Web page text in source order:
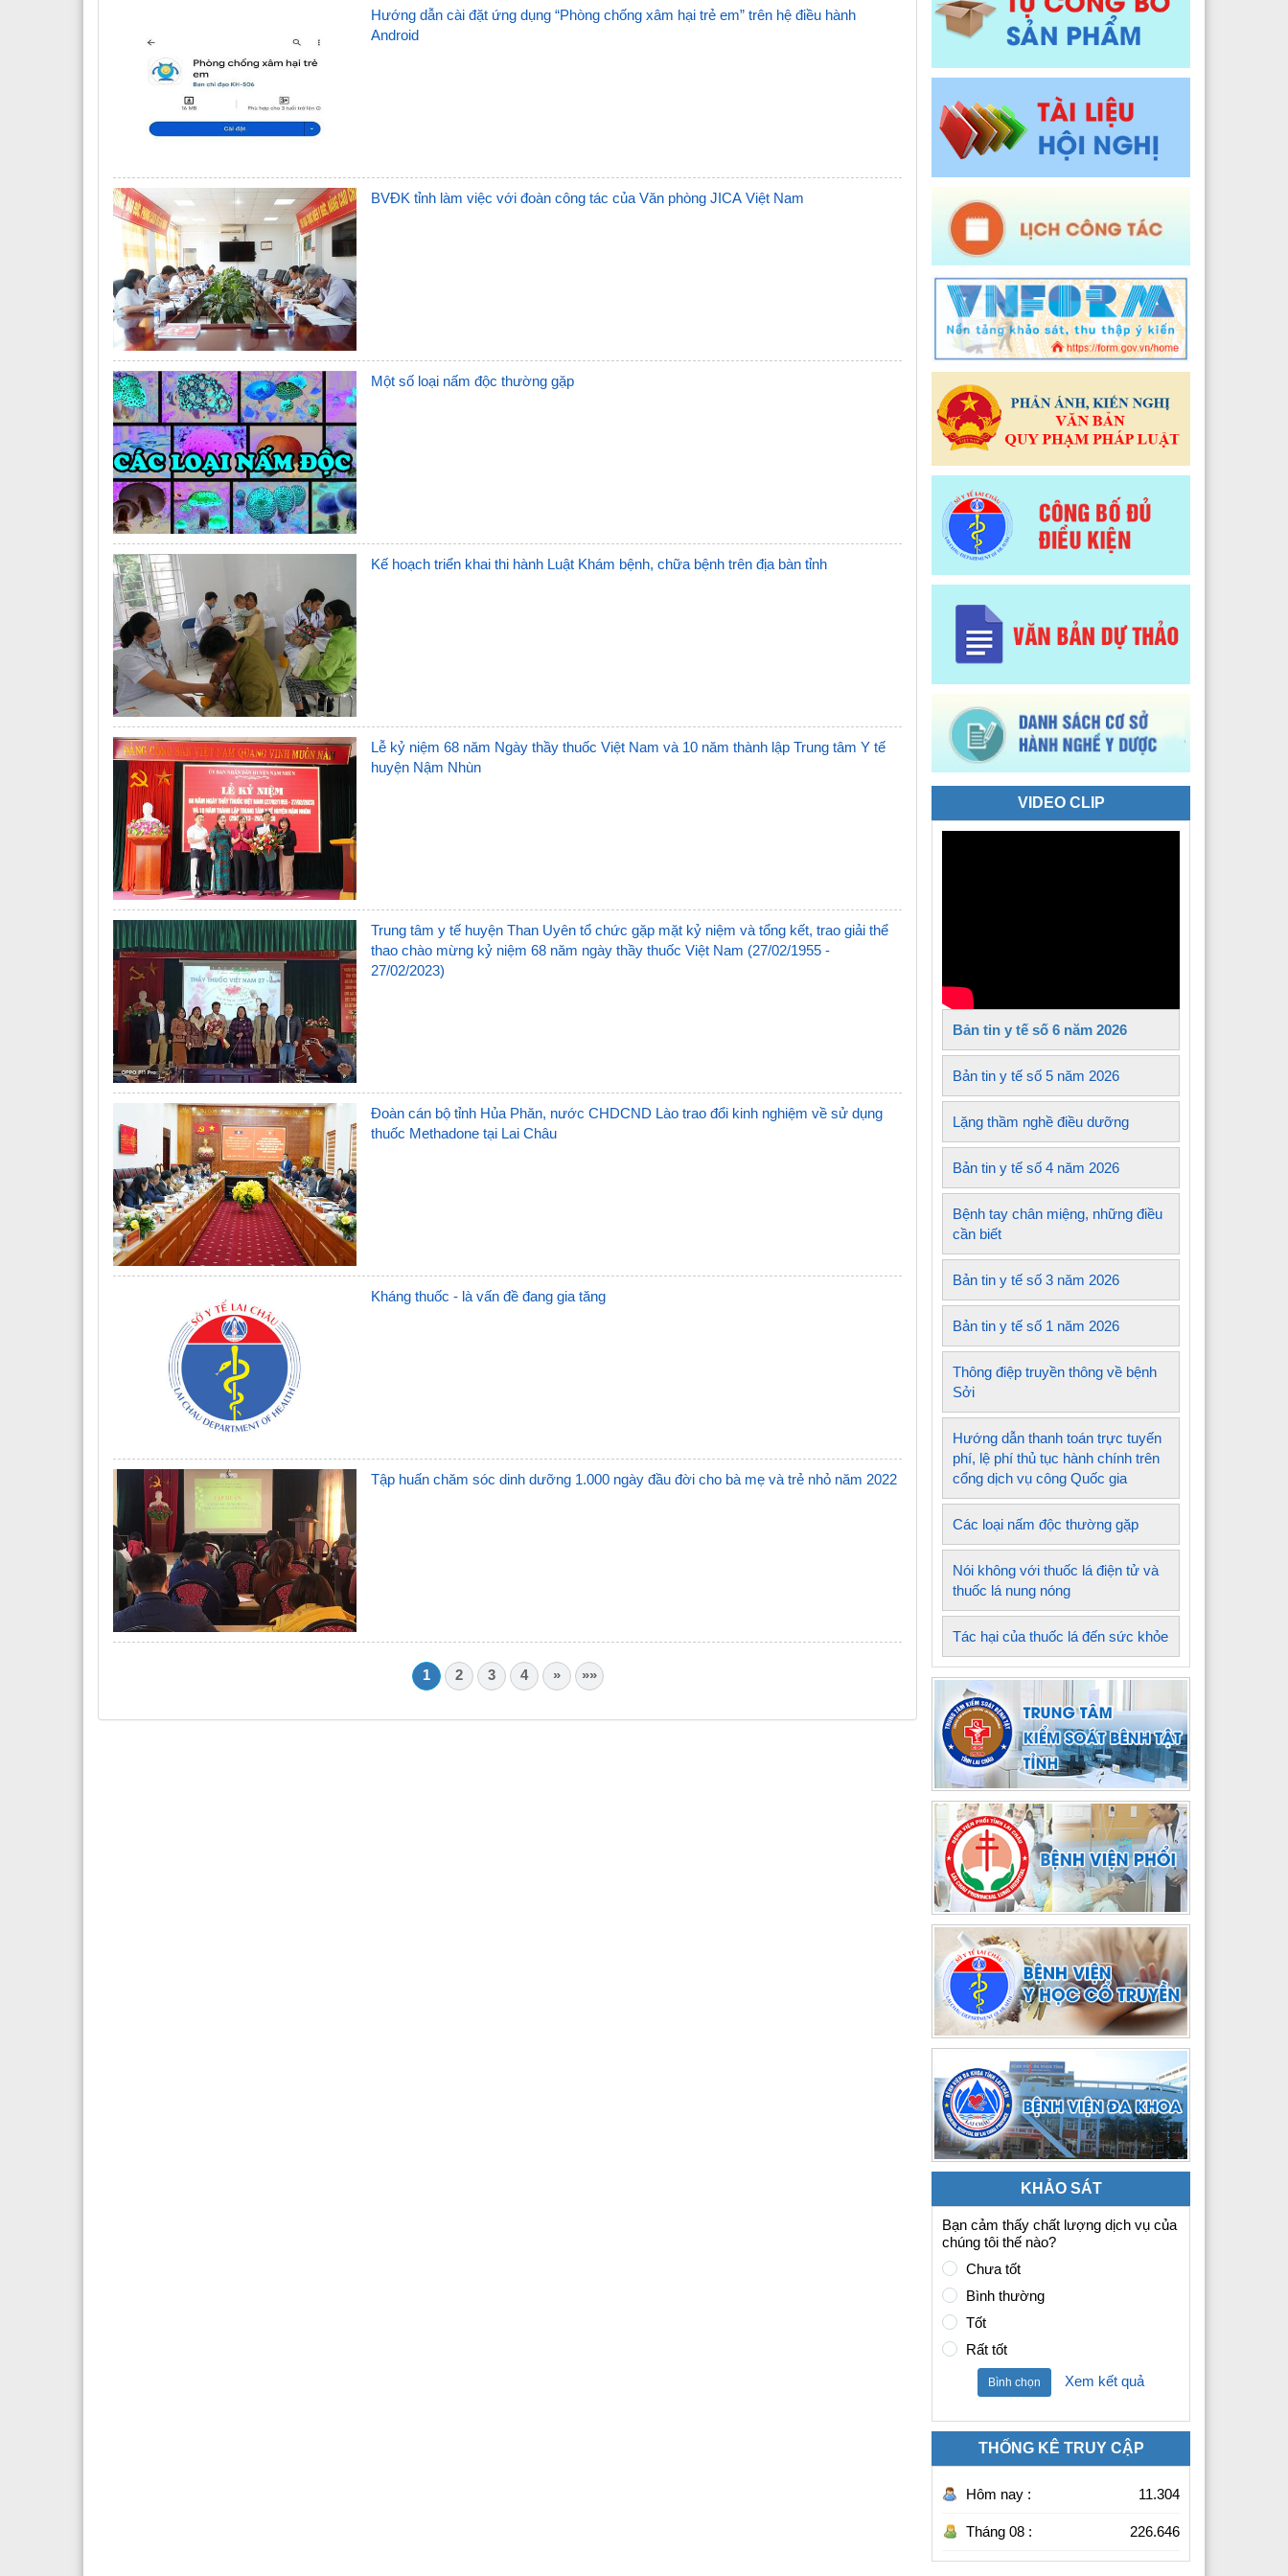
Trạm Y tế xã Pa Ủ
Trạm Y tế xã Khoen On
Trạm Y tế xã Thu Lũm
Trạm Y tế xã Nậm Tăm
Trạm Y tế xã Bum Tở
Trạm Y tế xã Nậm Cuổi
Trạm Y tế xã Khổng Lào
Trạm Y tế Phường Tân Phong
Trạm Y tế xã Sì Lở Lầu
Trạm Y tế xã Hồng Thu
Trạm Y tế xã Phong Thổ
Trạm Y tế xã Nậm Hàng
Trạm Y tế xã Bum Nưa
Trạm Y tế xã Mường Tè
Trạm Y tế xã Mường Kim
Trạm Y tế xã Nậm Sỏ
Trạm Y tế xã Sin Suối Hồ
Trạm Y tế xã Pa Tần
Trạm Y tế xã Mường Mô
Trạm Y tế xã Than Uyên
Trạm Y tế xã Mường Khoa
BVĐK Pa Há
BVĐK Than Uyên
Đào tạo, Nghiên cứu khoa học và Công nghệ thông
Hướng dẫn cài đặt ứng dụng “Phòng chống xâm hại trẻ em” trên hệ điều hành
Android
BVĐK tỉnh làm việc với đoàn công tác của Văn phòng JICA Việt Nam
Một số loại nấm độc thường gặp
Kế hoạch triển khai thi hành Luật Khám bệnh, chữa bệnh trên địa bàn tỉnh
Lễ kỷ niệm 68 năm Ngày thầy thuốc Việt Nam và 10 năm thành lập Trung tâm Y tế
huyện Nậm Nhùn
Trung tâm y tế huyện Than Uyên tổ chức gặp mặt kỷ niệm và tổng kết, trao giải thể
thao chào mừng kỷ niệm 68 năm ngày thầy thuốc Việt Nam (27/02/1955 -
27/02/2023)
Đoàn cán bộ tỉnh Hủa Phăn, nước CHDCND Lào trao đổi kinh nghiệm về sử dụng
thuốc Methadone tại Lai Châu
Kháng thuốc - là vấn đề đang gia tăng
Tập huấn chăm sóc dinh dưỡng 1.000 ngày đầu đời cho bà mẹ và trẻ nhỏ năm 2022
1 2 3 4 » »»
VIDEO CLIP
Bản tin y tế số 6 năm 2026
Bản tin y tế số 5 năm 2026
Lặng thầm nghề điều dưỡng
Bản tin y tế số 4 năm 2026
Bệnh tay chân miệng, những điều
cần biết
Bản tin y tế số 3 năm 2026
Bản tin y tế số 1 năm 2026
Thông điệp truyền thông về bệnh
Sởi
Hướng dẫn thanh toán trực tuyến
phí, lệ phí thủ tục hành chính trên
cổng dịch vụ công Quốc gia
Các loại nấm độc thường gặp
Nói không với thuốc lá điện tử và
thuốc lá nung nóng
Tác hại của thuốc lá đến sức khỏe
KHẢO SÁT
Bạn cảm thấy chất lượng dịch vụ của
chúng tôi thế nào?
Chưa tốt
Bình thường
Tốt
Rất tốt
Bình chọn Xem kết quả
THỐNG KÊ TRUY CẬP
Hôm nay : 11.304
Tháng 08 : 226.646